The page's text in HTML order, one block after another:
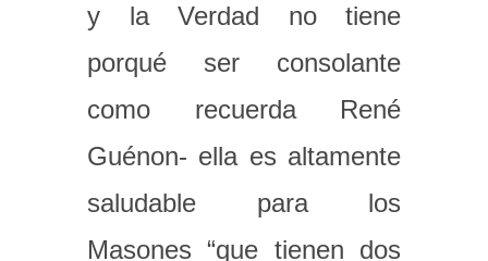
y la Verdad no tiene
porqué ser consolante
como recuerda René
Guénon- ella es altamente
saludable para los
Masones “que tienen dos